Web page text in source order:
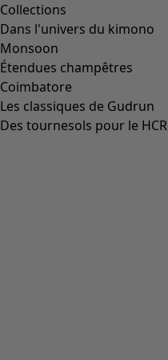
Collections
Dans l'univers du kimono
Monsoon
Étendues champêtres
Coimbatore
Les classiques de Gudrun
Des tournesols pour le HCR